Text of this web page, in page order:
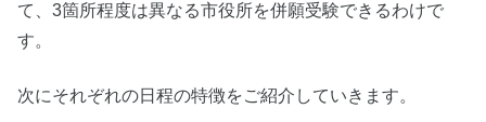
て、3箇所程度は異なる市役所を併願受験できるわけで
す。
次にそれぞれの日程の特徴をご紹介していきます。